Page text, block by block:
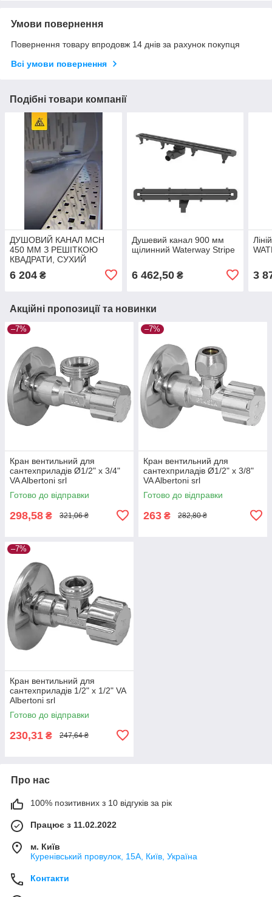
Умови повернення
Повернення товару впродовж 14 днів за рахунок покупця
Всі умови повернення
Подібні товари компанії
ДУШОВИЙ КАНАЛ МСН
450 ММ З РЕШІТКОЮ
КВАДРАТИ, СУХИЙ
СИФОН DN40, H65 ММ,
ГОРИЗОНТАЛЬНИЙ
6 204 ₴
Душевий канал 900 мм
щілинний Waterway Stripe
6 462,50₴ 3
Акційні пропозиції та новинки
–7%
Кран вентильний для
сантехприладів Ø1/2" х 3/4"
VA Albertoni srl
Готово до відправки
298,58 ₴ 321,06 ₴
–7%
Кран вентильний для
сантехприладів Ø1/2" х 3/8"
VA Albertoni srl
Готово до відправки
263 ₴ 282,80 ₴
–7%
Кран вентильний для
сантехприладів 1/2" х 1/2" VA
Albertoni srl
Готово до відправки
230,31 ₴ 247,64 ₴
Про нас
100% позитивних з 10 відгуків за рік
Працює з 11.02.2022
м. Київ
Куренівський провулок, 15А, Київ, Україна
Контакти